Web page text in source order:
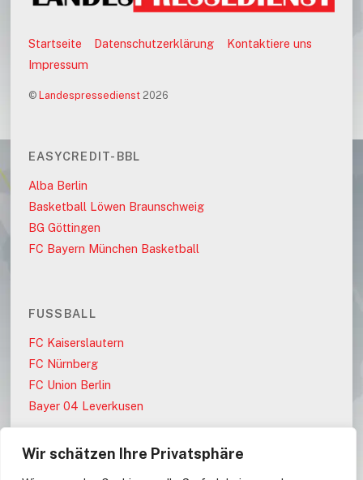
Wir schätzen Ihre Privatsphäre
Startseite Datenschutzerklärung
Kontaktiere uns
Impressum
© Landespressedienst2026
EASYCREDIT-BBL
Alba Berlin
Basketball Löwen Braunschweig
BG Göttingen
FC Bayern München Basketball
FUSSBALL
FC Kaiserslautern
FC Nürnberg
FC Union Berlin
Bayer 04 Leverkusen